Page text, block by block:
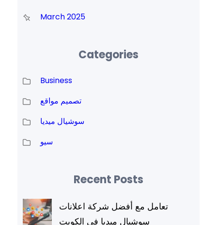
March 2025
Categories
Business
تصميم مواقع
سوشيال ميديا
سيو
Recent Posts
تعامل مع أفضل شركة اعلانات
سوشيال ميديا في الكويت